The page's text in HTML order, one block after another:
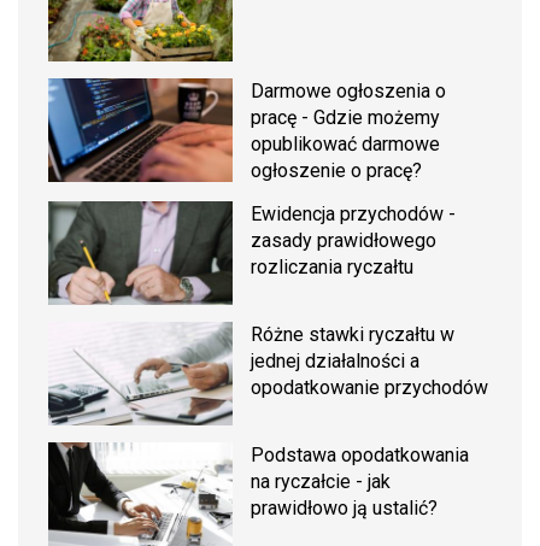
Darmowe ogłoszenia o
pracę - Gdzie możemy
opublikować darmowe
ogłoszenie o pracę?
Ewidencja przychodów -
zasady prawidłowego
rozliczania ryczałtu
Różne stawki ryczałtu w
jednej działalności a
opodatkowanie przychodów
Podstawa opodatkowania
na ryczałcie - jak
prawidłowo ją ustalić?